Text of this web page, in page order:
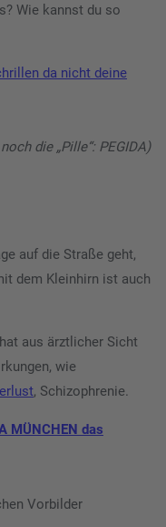
Wie kannst du so
da nicht deine
die „Pille“: PEGIDA)
auf die Straße geht,
dem Kleinhirn ist auch
aus ärztlicher Sicht
wie
, Schizophrenie.
MÜNCHEN das
Vorbilder